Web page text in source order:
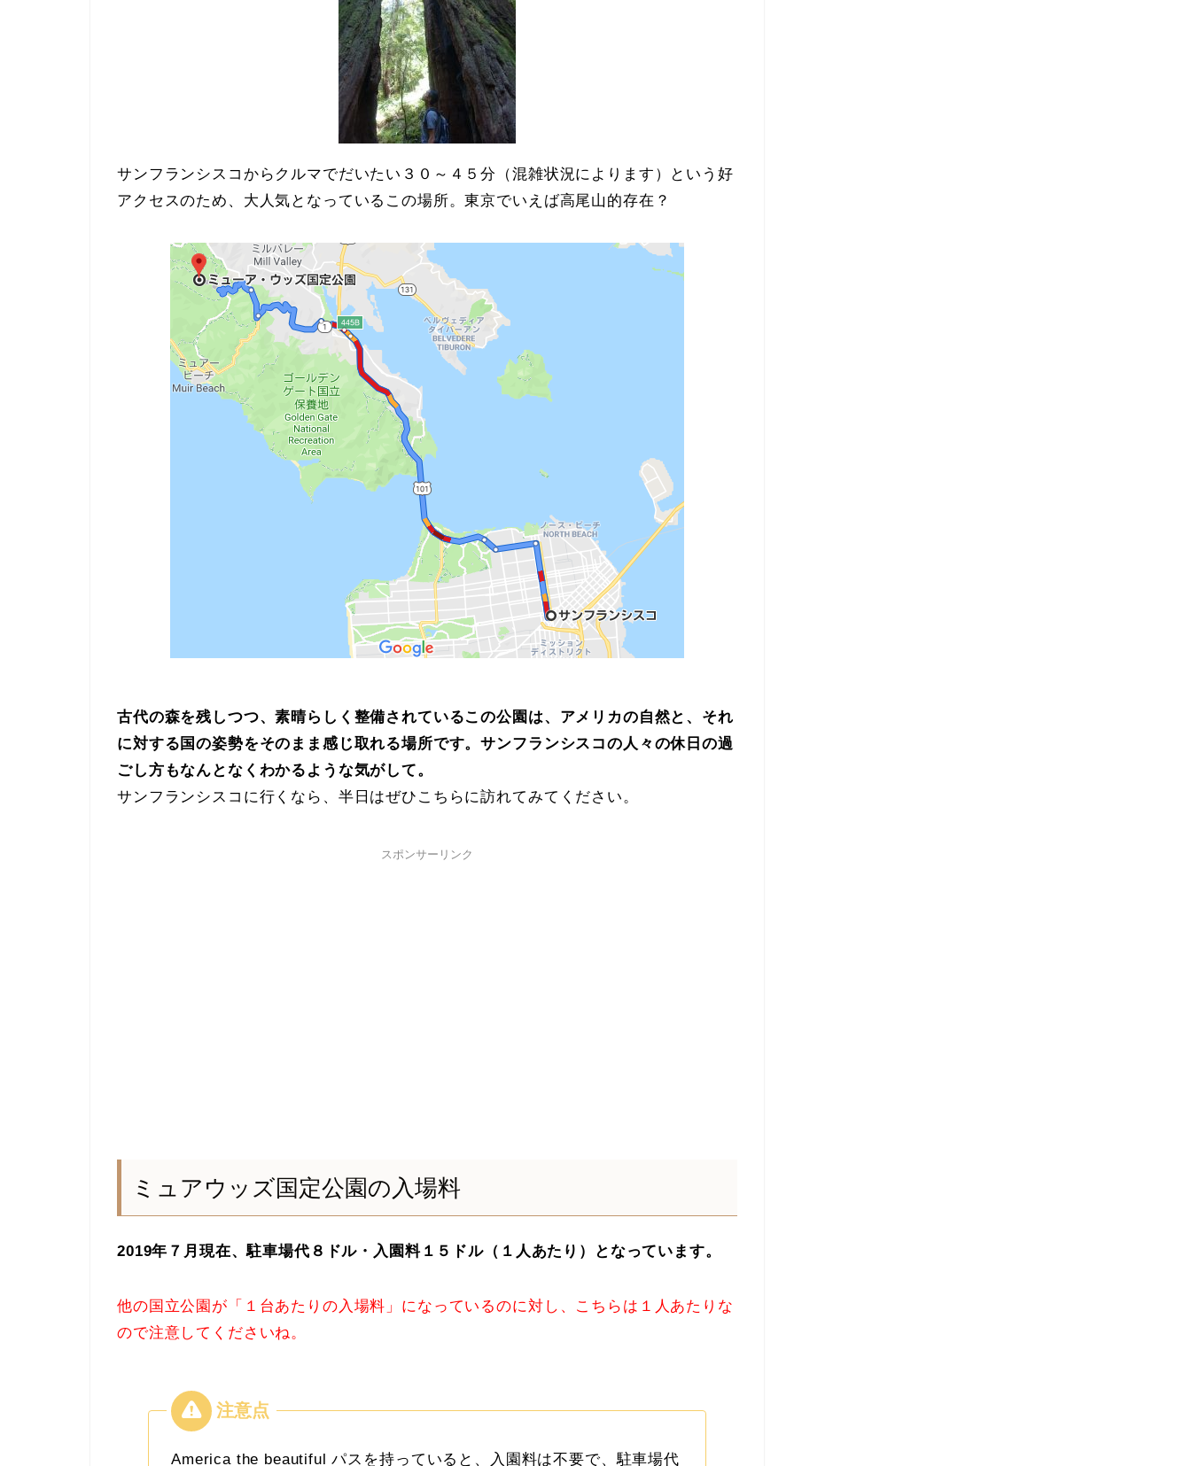
サンフランシスコからクルマでだいたい３０～４５分（混雑状況によります）という好
アクセスのため、大人気となっているこの場所。東京でいえば高尾山的存在？
古代の森を残しつつ、素晴らしく整備されているこの公園は、アメリカの自然と、それ
に対する国の姿勢をそのまま感じ取れる場所です。サンフランシスコの人々の休日の過
ごし方もなんとなくわかるような気がして。
サンフランシスコに行くなら、半日はぜひこちらに訪れてみてください。
スポンサーリンク
ミュアウッズ国定公園の入場料
2019年７月現在、駐車場代８ドル・入園料１５ドル（１人あたり）となっています。
他の国立公園が「１台あたりの入場料」になっているのに対し、こちらは１人あたりな
ので注意してくださいね。
America the beautiful パスを持っていると、入園料は不要で、駐車場代